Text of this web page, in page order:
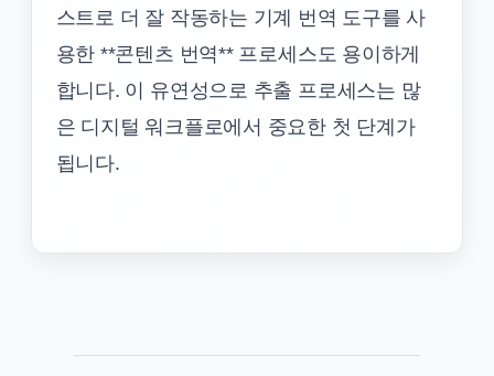
스트로 더 잘 작동하는 기계 번역 도구를 사
용한 **콘텐츠 번역** 프로세스도 용이하게
합니다. 이 유연성으로 추출 프로세스는 많
은 디지털 워크플로에서 중요한 첫 단계가
됩니다.